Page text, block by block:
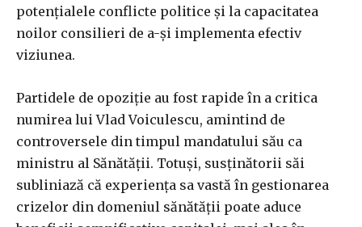
potențialele conflicte politice și la capacitatea
noilor consilieri de a-și implementa efectiv
viziunea.
Partidele de opoziție au fost rapide în a critica
numirea lui Vlad Voiculescu, amintind de
controversele din timpul mandatului său ca
ministru al Sănătății. Totuși, susținătorii săi
subliniază că experiența sa vastă în gestionarea
crizelor din domeniul sănătății poate aduce